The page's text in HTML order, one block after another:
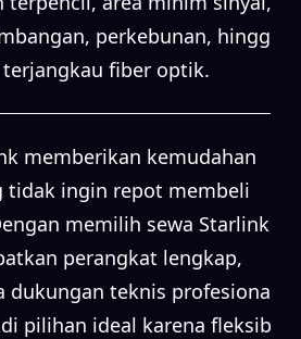
perkebunan, hingga
terjangkau fiber optik.
memberikan kemudahan
tidak ingin repot membeli
memilih sewa Starlink,
perangkat lengkap,
dukungan teknis profesional.
pilihan ideal karena fleksibel,